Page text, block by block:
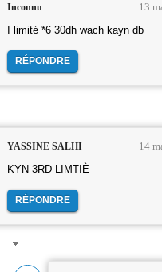
Inconnu 13
I limité *6 30dh wach kayn db
RÉPONDRE
YASSINE SALHI 14
KYN 3RD LIMTIÈ
RÉPONDRE